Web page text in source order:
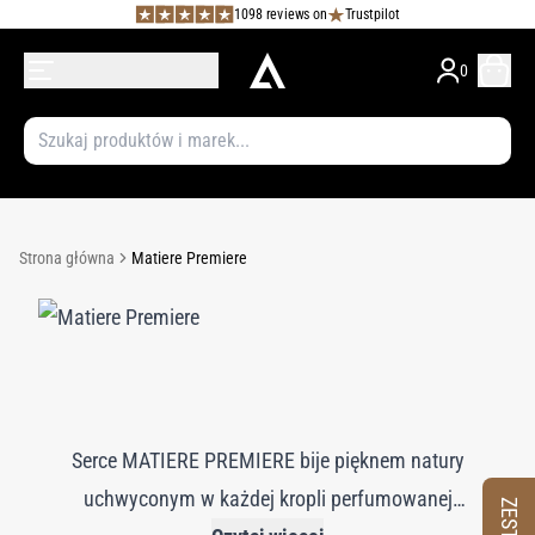
1098 reviews on Trustpilot
0
Strona główna Matiere Premiere
Serce MATIERE PREMIERE bije pięknem natury
uchwyconym w każdej kropli perfumowanej